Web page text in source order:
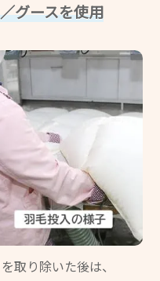
グースを使用
取り除いた後は、